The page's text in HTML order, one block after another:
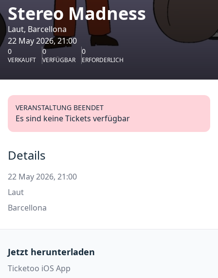
Stereo Madness
Laut, Barcellona
22 May 2026, 21:00
0
VERKAUFT
0
VERFÜGBAR
0
ERFORDERLICH
VERANSTALTUNG BEENDET
Es sind keine Tickets verfügbar
Details
22 May 2026, 21:00
Laut
Barcellona
Jetzt herunterladen
Ticketoo iOS App